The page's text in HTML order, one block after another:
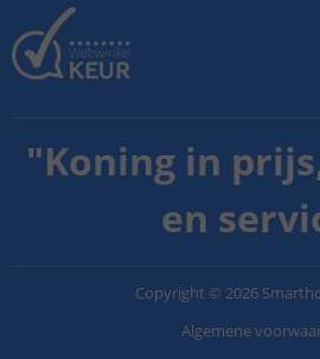
"Koning in
en
Copyright © 2026
Algemene